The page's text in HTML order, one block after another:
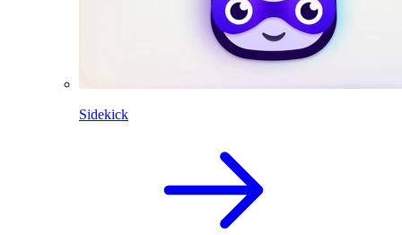
Sidekick